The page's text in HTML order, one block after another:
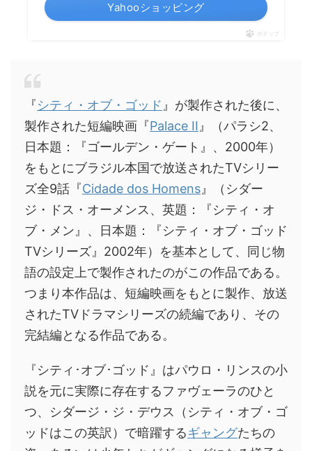
Yahooショッピング
ポチップ
『シティ・オブ・ゴッド』が製作された後に、
製作された短編映画『Palace II』（パラシ2、
日本題：『ゴールデン・ゲート』、2000年）
をもとにブラジル本国で放送されたTVシリー
ズ全9話『Cidade dos Homens』（シダー
ジ・ドス・オーメンス、英題：『シティ・オ
ブ・メン』、日本題：『シティ・オブ・ゴッド
TVシリーズ』2002年）を基本として、同じ物
語の設定上で製作されたのがこの作品である。
つまり本作品は、短編映画をもとに製作、放送
されたTVドラマシリーズの続編であり、その
完結編となる作品である。
『シティ･オブ･ゴッド』はパウロ・リンスの小
説を元に実際に存在するファヴェーラのひと
つ、シダージ・ジ・デウス（シティ・オブ・ゴ
ッドはこの英訳）で暗躍するギャングたちの